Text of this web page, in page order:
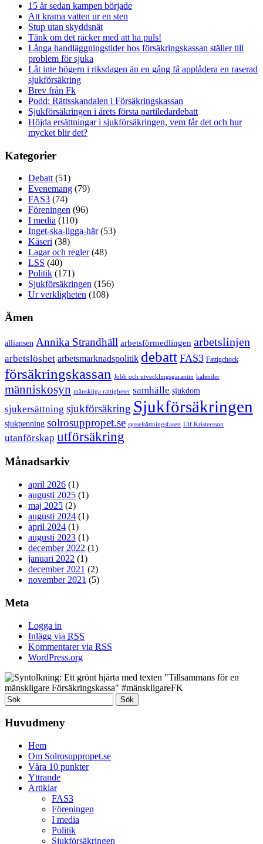
15 år sedan kampen började
Att krama vatten ur en sten
Stup utan skyddsnät
Tänk om det räcker med att ha puls!
Långa handläggningstider hos försäkringskassan ställer till
problem för sjuka
Låt inte högern i riksdagen än en gång få applådera en raserad
sjukförsäkring
Brev från Fk
Podd: Rättsskandalen i Försäkringskassan
Sjukförsäkringen i årets första partiledardebatt
Höjda ersättningar i sjukförsäkringen, vem får det och hur
mycket blir det?
Kategorier
Debatt (51)
Evenemang (79)
FAS3 (74)
Föreningen (96)
I media (110)
Inget-ska-ligga-här(53)
Kåseri (38)
Lagar och regler(48)
LSS (40)
Politik (171)
Sjukförsäkringen (156)
Ur verkligheten (108)
Ämen
alliansen Annika Strandhäll arbetsförmedlingen arbetslinjen
arbetslöshet arbetsmarknadspolitik debatt FAS3 Fattigchock
försäkringskassan Jobb och utvecklingsgarantin kalender
människosyn mänskliga rättigheter samhälle sjukdom
sjukersättning sjukförsäkring Sjukförsäkringen
sjukpenning solrosuppropet.se sysselsättningsfasen Ulf Kristersson
utanförskap utförsäkring
Månadsarkiv
april 2026 (1)
augusti 2025 (1)
maj 2025 (2)
augusti 2024 (1)
april 2024 (1)
augusti 2023 (1)
december 2022 (1)
januari 2022 (1)
december 2021 (2)
november 2021 (5)
Meta
Logga in
Inlägg via RSS
Kommentarer via RSS
WordPress.org
Huvudmeny
Hem
Om Solrosuppropet.se
Våra 10 punkter
Yttrande
Artiklar
FAS3
Föreningen
I media
Politik
Sjukförsäkringen